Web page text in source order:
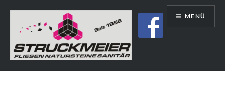
Inhalt
Struckmeier | Fliesen | Natursteine |
MENÜ